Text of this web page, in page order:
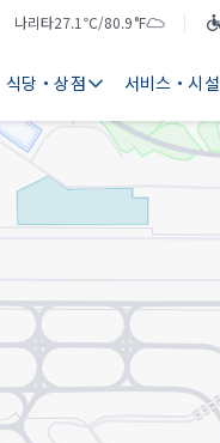
나리타
기
27.1℃/80.9°F
날
식당・상점 서비스・시설